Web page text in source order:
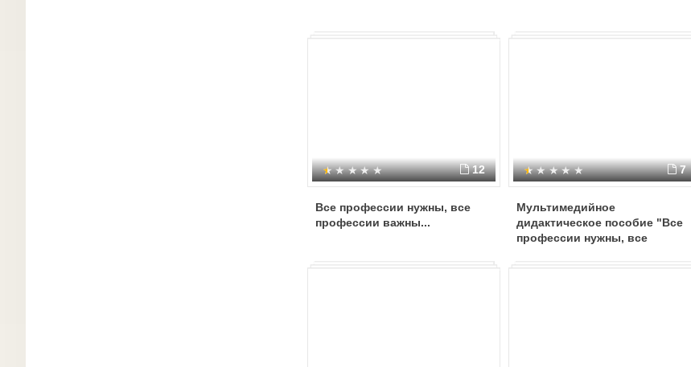
12
Все профессии нужны, все
профессии важны...
7
Мультимедийное
дидактическое пособие "Все
профессии нужны, все